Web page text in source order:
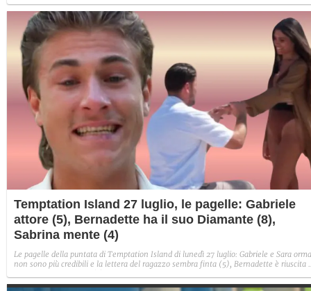
Temptation Island 27 luglio, le pagelle: Gabriele
attore (5), Bernadette ha il suo Diamante (8),
Sabrina mente (4)
Le pagelle della puntata di Temptation Island di lunedì 27 luglio: Gabriele e Sara
non sono più credibili e la lettera del ragazzo sembra finta (5), Bernadette è riuscita
Giovanni che se stessa in un solo momento (4).